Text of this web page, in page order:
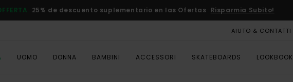
25% de descuento suplementario en las Ofertas Risparmia Subito!
AIUTO & CONTATTI
UOMO DONNA BAMBINI ACCESSORI SKATEBOARDS LOOKBOOK